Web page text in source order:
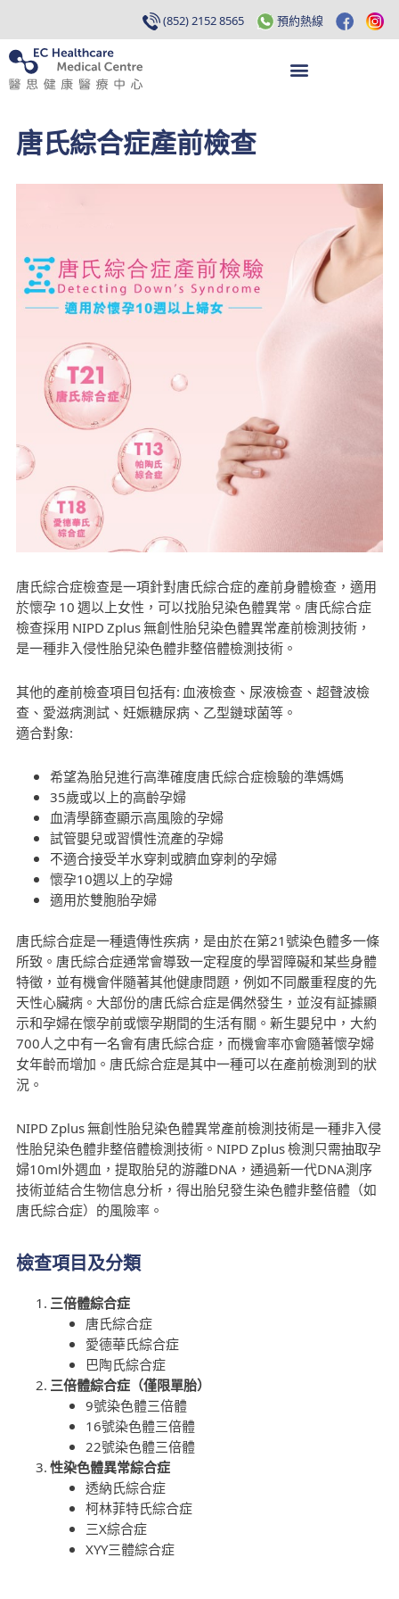
(852) 2152 8565 預約熱線
唐氏綜合症產前檢查
唐氏綜合症檢查是一項針對唐氏綜合症的產前身體檢查，適用
於懷孕 10 週以上女性，可以找胎兒染色體異常。唐氏綜合症
檢查採用 NIPD Zplus 無創性胎兒染色體異常產前檢測技術，
是一種非入侵性胎兒染色體非整倍體檢測技術。
其他的產前檢查項目包括有: 血液檢查、尿液檢查、超聲波檢
查、愛滋病測試、妊娠糖尿病、乙型鏈球菌等。
適合對象:
希望為胎兒進行高準確度唐氏綜合症檢驗的準媽媽
35歲或以上的高齡孕婦
血清學篩查顯示高風險的孕婦
試管嬰兒或習慣性流產的孕婦
不適合接受羊水穿刺或臍血穿刺的孕婦
懷孕10週以上的孕婦
適用於雙胞胎孕婦
唐氏綜合症是一種遺傳性疾病，是由於在第21號染色體多一條
所致。唐氏綜合症通常會導致一定程度的學習障礙和某些身體
特徵，並有機會伴隨著其他健康問題，例如不同嚴重程度的先
天性心臟病。大部份的唐氏綜合症是偶然發生，並沒有証據顯
示和孕婦在懷孕前或懷孕期間的生活有關。新生嬰兒中，大約
700人之中有一名會有唐氏綜合症，而機會率亦會隨著懷孕婦
女年齡而增加。唐氏綜合症是其中一種可以在產前檢測到的狀
況。
NIPD Zplus 無創性胎兒染色體異常產前檢測技術是一種非入侵
性胎兒染色體非整倍體檢測技術。NIPD Zplus 檢測只需抽取孕
婦10ml外週血，提取胎兒的游離DNA，通過新一代DNA測序
技術並結合生物信息分析，得出胎兒發生染色體非整倍體（如
唐氏綜合症）的風險率。
檢查項目及分類
三倍體綜合症
唐氏綜合症
愛德華氏綜合症
巴陶氏綜合症
三倍體綜合症（僅限單胎）
9號染色體三倍體
16號染色體三倍體
22號染色體三倍體
性染色體異常綜合症
透納氏綜合症
柯林菲特氏綜合症
三X綜合症
XYY三體綜合症